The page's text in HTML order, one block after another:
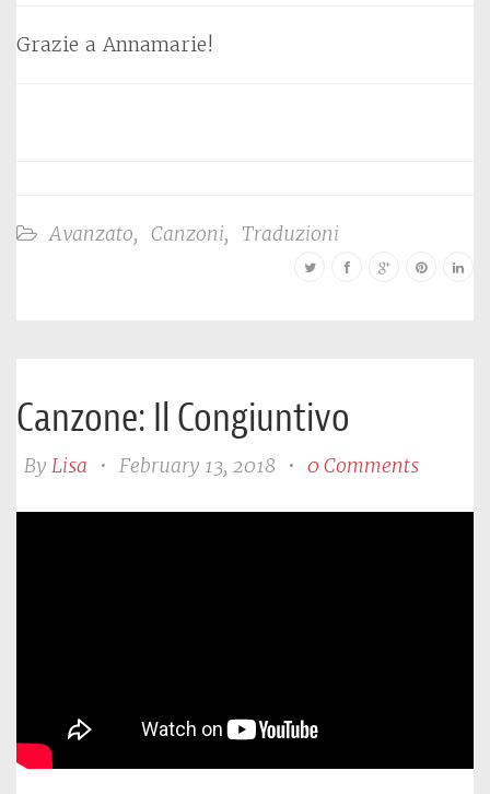
Grazie a Annamarie!
Avanzato, Canzoni, Traduzioni
Canzone: Il Congiuntivo
By Lisa • February 13, 2018 • 0 Comments